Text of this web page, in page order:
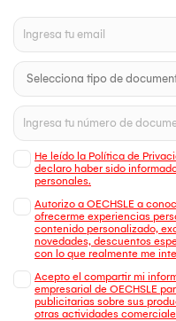
He leído la Política de
declaro haber sido
personales.
Autorizo a OECHSLE a
ofrecerme experiencias
contenido personalizado,
novedades, descuentos
con lo que realmente me
Acepto el compartir mi
empresarial de OECHSLE
publicitarias sobre sus
otras actividades